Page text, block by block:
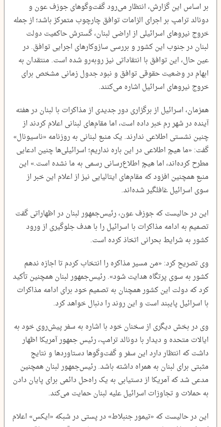
بر اساس این گزارش، انتظار می‌رود گفت‌وگوهای جوزف عون و
دونالد ترامپ بر اجرای الزامات توافق چارچوب متمرکز باشد؛ از جمله
خروج نیروهای اسرائیلی از اراضی لبنان، گسترش حاکمیت دولت
لبنان در جنوب این کشور و بررسی سازوکارهای اجرایی توافق. در
عین حال، این توافق با انتقاداتی نیز روبه‌رو شده است. منتقدان به
ابهام در وضعیت حقوقی توافق و نبود جدول زمانی مشخص برای
خروج نیروهای اسرائیل اشاره می‌کنند.
همزمان، اسرائیل از برگزاری دور جدیدی از مذاکرات با لبنان در هفته
آینده در شهر رم خبر داده است، اما مقام‌های لبنانی اعلام کردند از
چنین نشستی اطلاعی ندارند. یک منبع لبنانی به روزنامه «ناسیونال»
گفت: «ما هیچ اطلاعی در این باره نداریم؛ اسرائیلی‌ها چنین ادعایی
مطرح کرده‌اند، اما هیچ اطلاع‌رسانی رسمی به ما نشده است.» این
منبع همچنین افزود که مقام‌های ایتالیایی نیز از اعلام این خبر از
سوی اسرائیل غافلگیر شده‌اند.
این در حالیست که جوزف عون، رئیس‌جمهور لبنان در اظهاراتی گفت
تصمیم به ادامه مذاکرات با اسرائیل را با هدف جلوگیری از ورود
کشور به شرایط بحرانی اتخاذ کرده است.
وی تصریح کرد: «من مسیر مذاکره را انتخاب کردم تا اجازه ندهم
کشور به سوی پرتگاه هدایت شود». رئیس‌جمهور لبنان همچنین تأکید
کرد که دولت این کشور همچنان به تصمیم خود برای ادامه مذاکرات
با اسرائیل پایبند است و این روند را دنبال خواهد کرد.
وی در بخش دیگری از سخنان خود با اشاره به سفر پیش‌روی خود به
ایالات متحده و دیدار با دونالد ترامپ، رئیس جمهور آمریکا اظهار
داشت که انتظار دارد این سفر و گفت‌وگوها دستاوردها و نتایج
مثبتی برای لبنان به همراه داشته باشد. رئیس‌جمهور لبنان همچنین
مدعی شد که آمریکا از دستیابی به یک راه‌حل دائمی برای پایان دادن
به حملات و تجاوزات اسرائیل علیه لبنان حمایت می‌کند.
این در حالیست که «تیمور جنبلاط» در پستی در شبکه «ایکس» اعلام